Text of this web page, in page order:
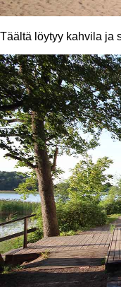
Täältä löytyy kahvila ja